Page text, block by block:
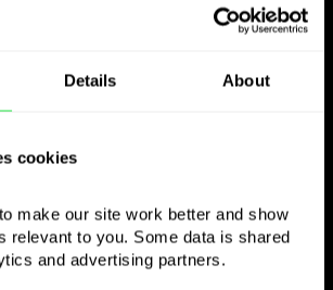
Details About
cookies
make our site work better and show
relevant to you. Some data is shared
and advertising partners.
valgte
vil
utenlands,
uten
med flervalutakortet